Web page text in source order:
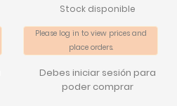
Stock disponible
Please log in to view prices and
place orders.
Debes iniciar sesión para
poder comprar